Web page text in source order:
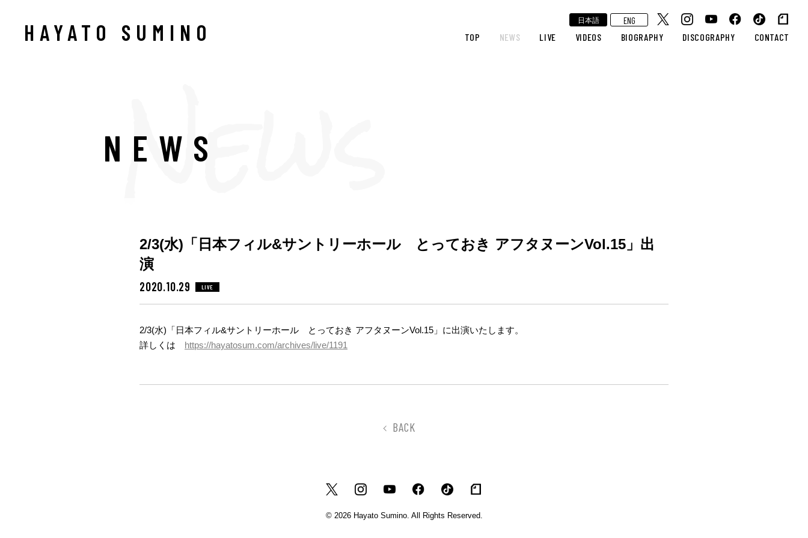
HAYATO SUMINO TOP NEWS LIVE VIDEOS BIOGRAPHY DISCOGRAPHY CONTACT
日本語 ENG
NEWS
2/3(水)「日本フィル&サントリーホール とっておき アフタヌーンVol.15」出
演
2020.10.29 LIVE
2/3(水)「日本フィル&サントリーホール とっておき アフタヌーンVol.15」に出演いたします。
詳しくは https://hayatosum.com/archives/live/1191
BACK
© 2026 Hayato Sumino. All Rights Reserved.